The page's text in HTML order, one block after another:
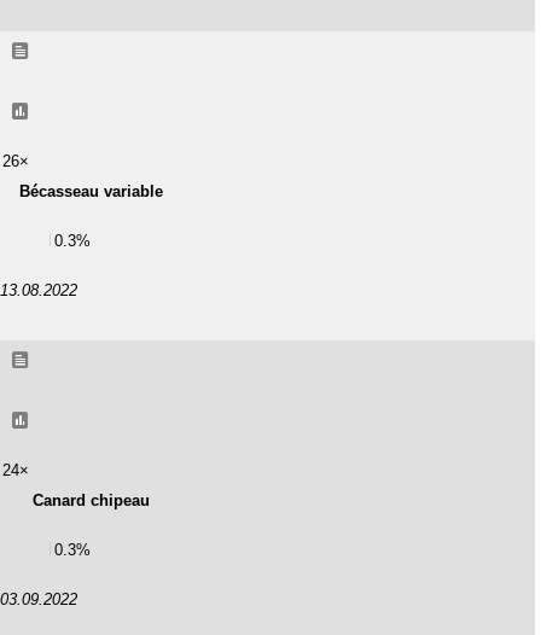
26×
Bécasseau variable
0.3%
13.08.2022
24×
Canard chipeau
0.3%
03.09.2022